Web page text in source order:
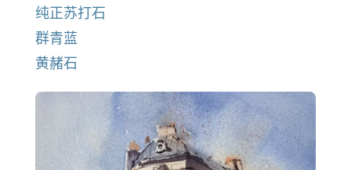
纯正苏打石
群青蓝
黄赭石